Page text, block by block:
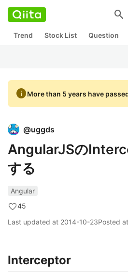
search
Trend Stock List Question
infoMore than 5 years have
@uggds
AngularJSの
する
Angular
45
Last updated at 2014-10-23Posted at
Interceptor